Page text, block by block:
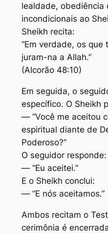
lealdade, obediência
incondicionais ao
Sheikh recita:
“Em verdade, os
juram-na a Allah.”
(Alcorão 48:10)
Em seguida, o
específico. O Sheikh
— “Você me aceitou
espiritual diante de
Poderoso?”
O seguidor responde:
— “Eu aceitei.”
E o Sheikh conclui:
— “E nós aceitamos.”
Ambos recitam o
cerimônia é